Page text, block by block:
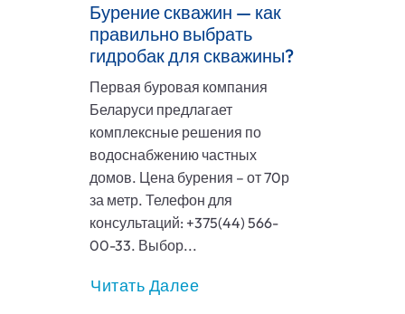
Бурение скважин — как
правильно выбрать
гидробак для скважины?
Первая буровая компания
Беларуси предлагает
комплексные решения по
водоснабжению частных
домов. Цена бурения – от 70р
за метр. Телефон для
консультаций: +375(44) 566-
00-33. Выбор...
Читать Далее